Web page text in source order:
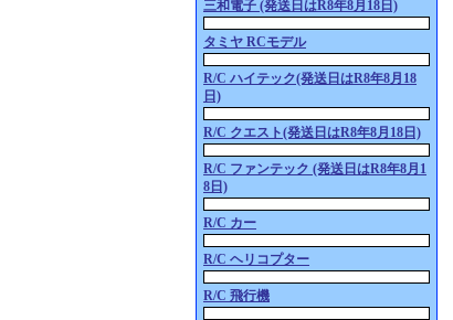
三和電子 (発送日はR8年8月18日)
タミヤ RCモデル
R/C ハイテック(発送日はR8年8月18
日)
R/C クエスト(発送日はR8年8月18日)
R/C ファンテック (発送日はR8年8月1
8日)
R/C カー
R/C ヘリコプター
R/C 飛行機